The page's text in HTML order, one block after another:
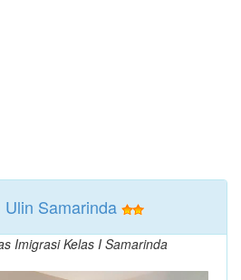
Samarinda
Imigrasi Kelas I Samarinda